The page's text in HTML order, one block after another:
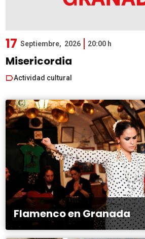
17 Septiembre, 2026 20:00 h
Misericordia
Actividad cultural
Flamenco en Granada